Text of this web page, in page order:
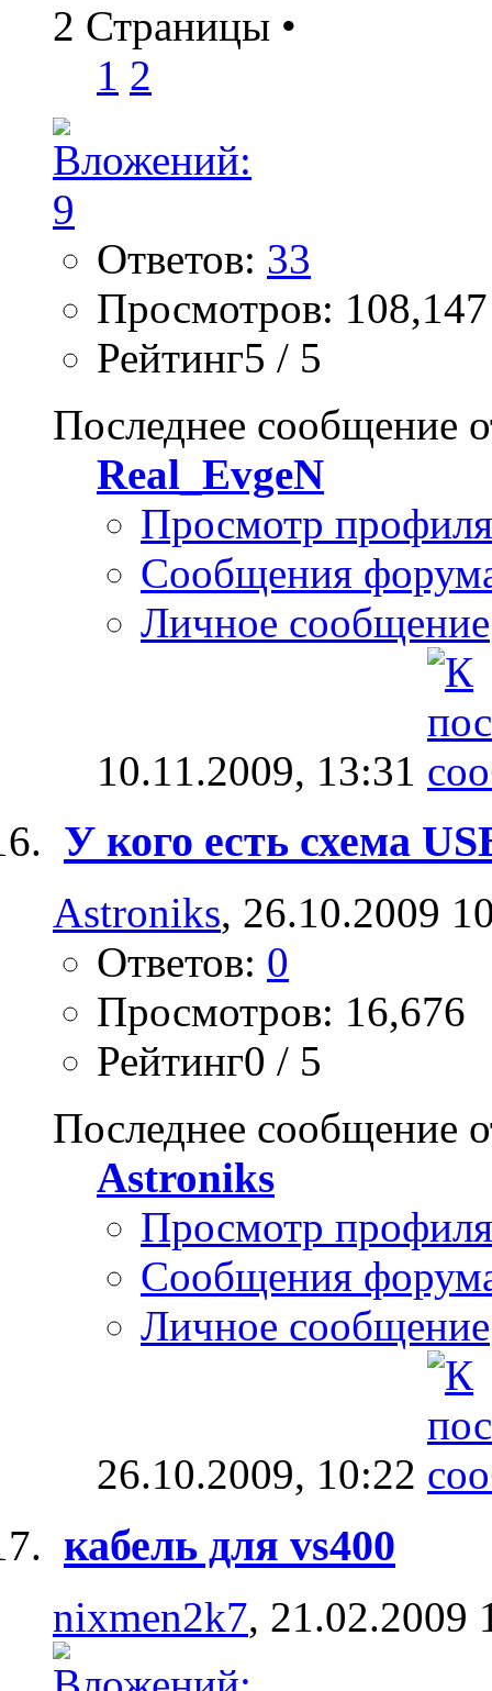
2 Страницы •
1 2
Ответов: 33
Просмотров: 108,147
Рейтинг5 / 5
Последнее сообщение
Real_EvgeN
Просмотр профиля
Сообщения
Личное сообщение
10.11.2009, 13:31
У кого есть схема
Astroniks, 26.10.2009
Ответов: 0
Просмотров: 16,676
Рейтинг0 / 5
Последнее сообщение
Astroniks
Просмотр профиля
Сообщения
Личное сообщение
26.10.2009, 10:22
кабель для vs400
nixmen2k7, 21.02.2009